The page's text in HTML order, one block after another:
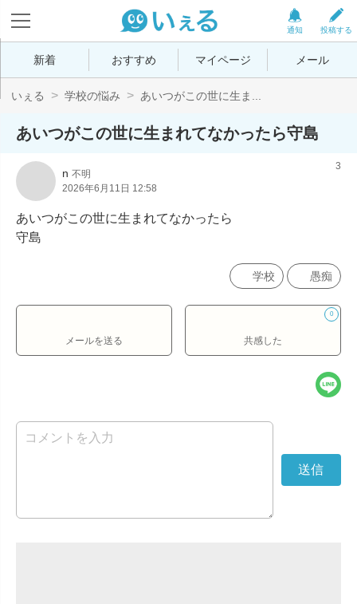
投稿する
通知
新着 おすすめ マイページ メール
いぇる 学校の悩み あいつがこの世に生ま...
あいつがこの世に生まれてなかったら守島
n 不明
2026年6月11日 12:58
3
あいつがこの世に生まれてなかったら
守島
学校 愚痴
メールを送る
0
共感した